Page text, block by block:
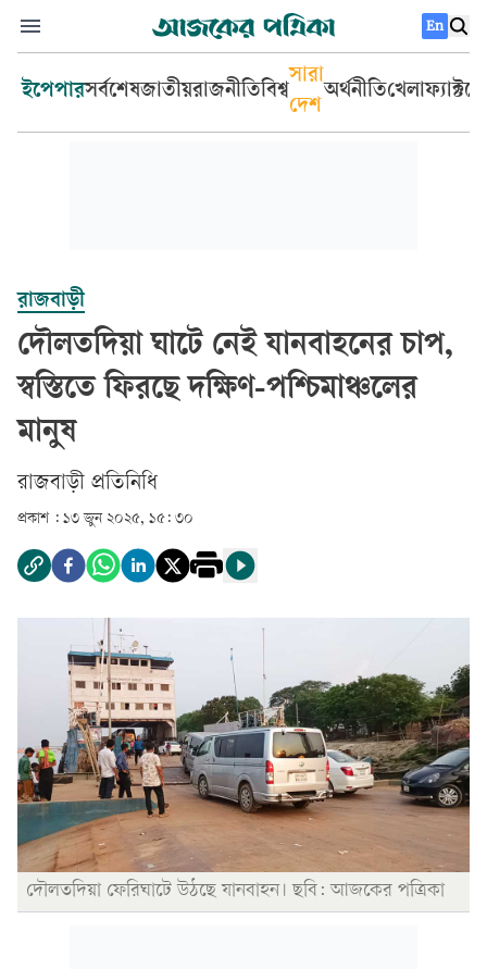
En
ইপেপারসর্বশেষজাতীয়রাজনীতিবিশ্ব
সারা
দেশ
অর্থনীতিখেলা
রাজবাড়ী
দৌলতদিয়া ঘাটে নেই যানবাহনের চাপ,
স্বস্তিতে ফিরছে দক্ষিণ-পশ্চিমাঞ্চলের
মানুষ
রাজবাড়ী প্রতিনিধি
প্রকাশ : ১৩ জুন ২০২৫, ১৫: ৩০
দৌলতদিয়া ফেরিঘাটে উঠছে যানবাহন। ছবি: আজকের পত্রিকা